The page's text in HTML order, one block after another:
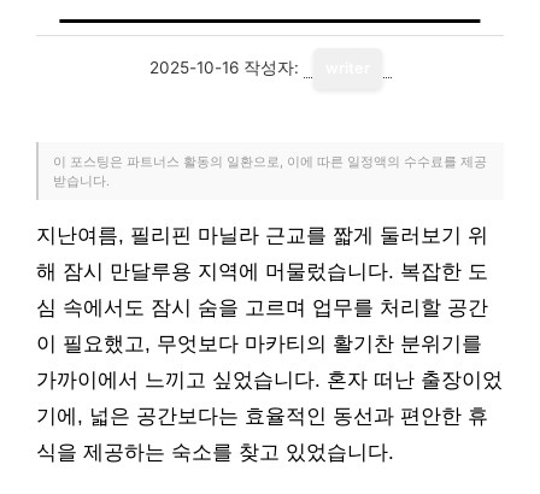
2025-10-16 작성자:
이 포스팅은 파트너스 활동의 일환으로, 이에 따른 일정액의 수수료를 제공
받습니다.
지난여름, 필리핀 마닐라 근교를 짧게 둘러보기 위
해 잠시 만달루용 지역에 머물렀습니다. 복잡한 도
심 속에서도 잠시 숨을 고르며 업무를 처리할 공간
이 필요했고, 무엇보다 마카티의 활기찬 분위기를
가까이에서 느끼고 싶었습니다. 혼자 떠난 출장이었
기에, 넓은 공간보다는 효율적인 동선과 편안한 휴
식을 제공하는 숙소를 찾고 있었습니다.